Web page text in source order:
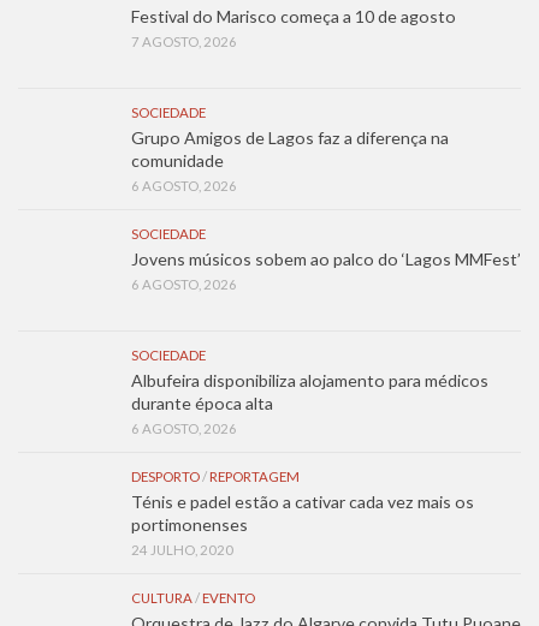
Festival do Marisco começa a 10 de agosto
7 AGOSTO, 2026
SOCIEDADE
Grupo Amigos de Lagos faz a diferença na
comunidade
6 AGOSTO, 2026
SOCIEDADE
Jovens músicos sobem ao palco do ‘Lagos MMFest’
6 AGOSTO, 2026
SOCIEDADE
Albufeira disponibiliza alojamento para médicos
durante época alta
6 AGOSTO, 2026
DESPORTO/ REPORTAGEM
Ténis e padel estão a cativar cada vez mais os
portimonenses
24 JULHO, 2020
CULTURA/ EVENTO